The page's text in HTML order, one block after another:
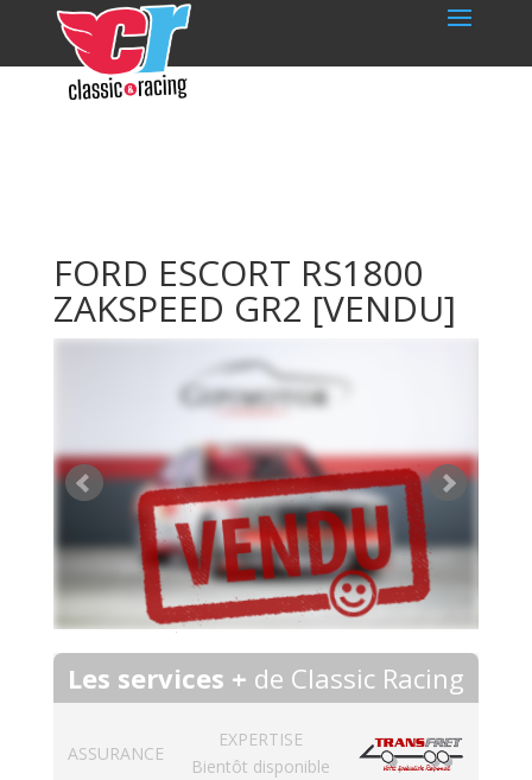
FORD ESCORT RS1800
ZAKSPEED GR2 [VENDU]
Les services + de Classic Racing
ASSURANCE
EXPERTISE
Bientôt disponible